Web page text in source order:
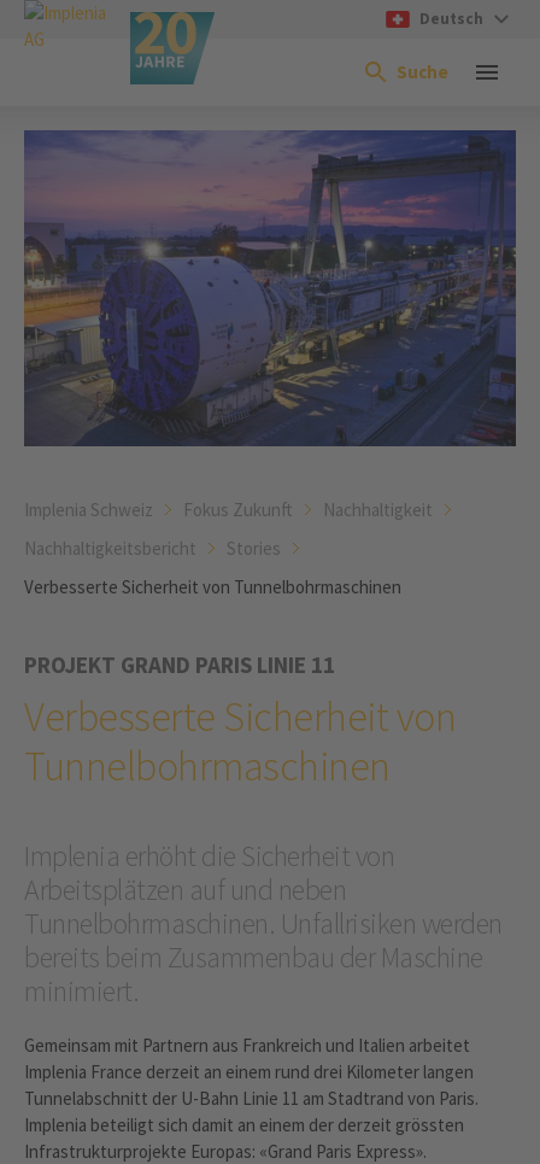
Deutsch
Suche
Implenia Schweiz Fokus Zukunft
Nachhaltigkeit
Nachhaltigkeitsbericht
Stories
Verbesserte Sicherheit von Tunnelbohrmaschinen
PROJEKT GRAND PARIS LINIE 11
Verbesserte Sicherheit von
Tunnelbohrmaschinen
Implenia erhöht die Sicherheit von
Arbeitsplätzen auf und neben
Tunnelbohrmaschinen. Unfallrisiken werden
bereits beim Zusammenbau der Maschine
minimiert.
Gemeinsam mit Partnern aus Frankreich und Italien arbeitet
Implenia France derzeit an einem rund drei Kilometer langen
Tunnelabschnitt der U-Bahn Linie 11 am Stadtrand von Paris.
Implenia beteiligt sich damit an einem der derzeit grössten
Infrastrukturprojekte Europas: «Grand Paris Express».